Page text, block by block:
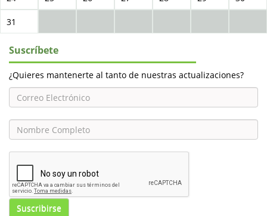
31
Suscríbete
¿Quieres mantenerte al tanto de nuestras actualizaciones?
Suscribirse